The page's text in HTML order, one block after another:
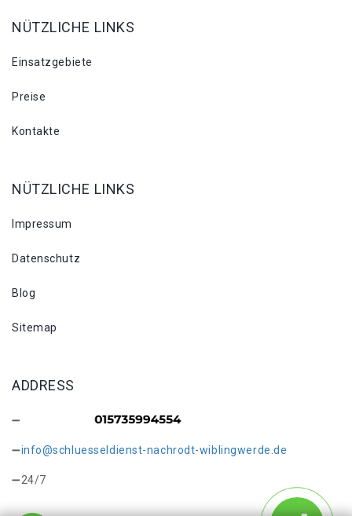
NÜTZLICHE LINKS
Einsatzgebiete
Preise
Kontakte
NÜTZLICHE LINKS
Impressum
Datenschutz
Blog
Sitemap
ADDRESS
info@schluesseldienst-nachrodt-wiblingwerde.de
24/7